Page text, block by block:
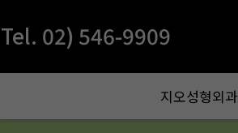
Tel. 02) 546-9909
지오성형외과